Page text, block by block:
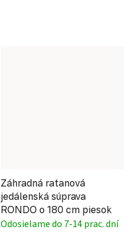
Záhradná ratanová
jedálenská súprava
RONDO o 180 cm piesok
Odosielame do 7-14 prac. dní